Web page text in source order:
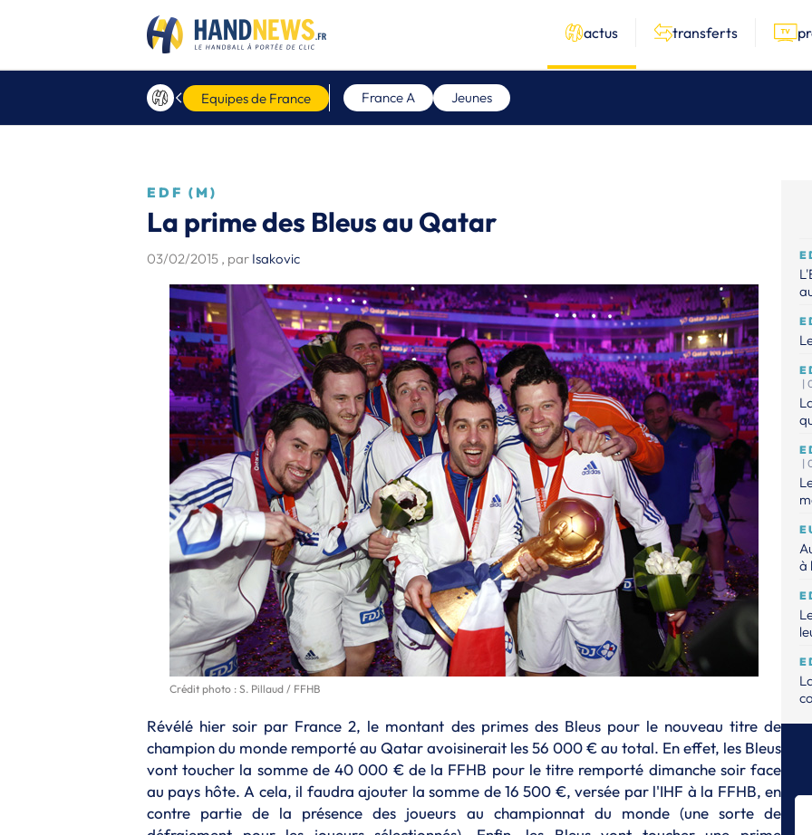
actus transferts
Equipes de France France A Jeunes
EDF (M)
La prime des Bleus au Qatar
03/02/2015 , par Isakovic
Crédit photo : S. Pillaud / FFHB
Révélé hier soir par France 2, le montant des primes des Bleus pour le nouveau titre de
champion du monde remporté au Qatar avoisinerait les 56 000 € au total. En effet, les Bleus
vont toucher la somme de 40 000 € de la FFHB pour le titre remporté dimanche soir face
au pays hôte. A cela, il faudra ajouter la somme de 16 500 €, versée par l'IHF à la FFHB, en
contre partie de la présence des joueurs au championnat du monde (une sorte de
|
|
à